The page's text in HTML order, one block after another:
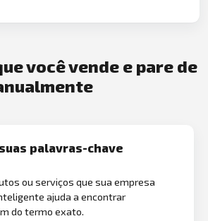
você vende e pare de
palavras-chave
ou serviços que sua empresa
ajuda a encontrar
do termo exato.